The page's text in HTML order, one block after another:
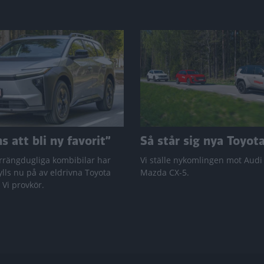
att bli ny favorit”
kombibilar har
nu på av eldrivna Toyota
provkör.
Så står sig nya
Vi ställe nykomlingen mot Audi
Mazda CX-5.